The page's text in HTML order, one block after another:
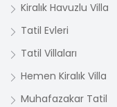
Kiralık Havuzlu Villa
Tatil Evleri
Tatil Villaları
Hemen Kiralık Villa
Muhafazakar Tatil